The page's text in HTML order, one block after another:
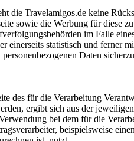
die Travelamigos.de keine
sowie die Werbung für diese
im Falle
statistisch und ferner
Daten
des für die Verarbeitung
ergibt sich aus der
bei dem für die
beispielsweise